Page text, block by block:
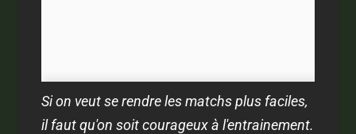
Si on veut se rendre les matchs plus faciles,
il faut qu'on soit courageux à l'entrainement.